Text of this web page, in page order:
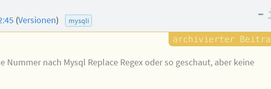
(Versionen) mysqli –
Nummer nach Mysql Replace Regex oder so geschaut, aber keine